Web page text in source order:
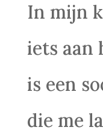
In mijn
iets aan
is een
die me